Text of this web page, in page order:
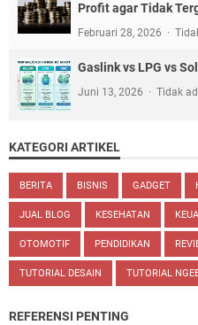
Profit agar Tidak
Februari 28, 2026
Gaslink vs LPG vs
Juni 13, 2026 Tidak
KATEGORI ARTIKEL
BERITA BISNIS GADGET
JUAL BLOG KESEHATAN
OTOMOTIF PENDIDIKAN
TUTORIAL DESAIN TUTORIAL
REFERENSI PENTING